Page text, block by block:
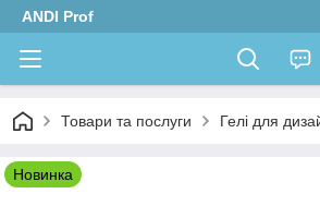
ANDI Prof
Товари та послуги Гелі для
Новинка